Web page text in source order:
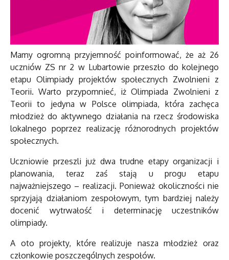
Mamy ogromną przyjemność poinformować, że aż 26
uczniów ZS nr 2 w Lubartowie przeszło do kolejnego
etapu Olimpiady projektów społecznych Zwolnieni z
Teorii. Warto przypomnieć, iż Olimpiada Zwolnieni z
Teorii to jedyna w Polsce olimpiada, która zachęca
młodzież do aktywnego działania na rzecz środowiska
lokalnego poprzez realizację różnorodnych projektów
społecznych.
Uczniowie przeszli już dwa trudne etapy organizacji i
planowania, teraz zaś stają u progu etapu
najważniejszego – realizacji. Ponieważ okoliczności nie
sprzyjają działaniom zespołowym, tym bardziej należy
docenić wytrwałość i determinację uczestników
olimpiady.
A oto projekty, które realizuje nasza młodzież oraz
członkowie poszczególnych zespołów.